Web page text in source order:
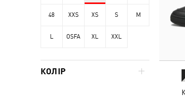
48 XXS XS S M
L OSFA XL XXL
КОЛІР